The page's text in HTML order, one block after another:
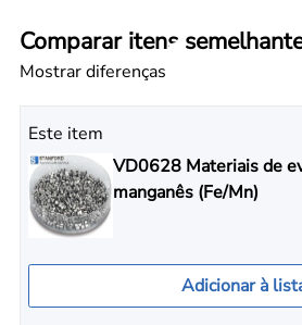
Comparar itens
Mostrar diferenças
Este item
VD0628 Materiais de
manganês (Fe/Mn)
Adicionar à